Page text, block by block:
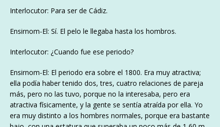
Interlocutor: Para ser de Cádiz.
Ensirnom-El: Sí. El pelo le llegaba hasta los hombros.
Interlocutor: ¿Cuando fue ese periodo?
Ensirnom-El: El periodo era sobre el 1800. Era muy atractiva;
ella podía haber tenido dos, tres, cuatro relaciones de pareja
más, pero no las tuvo, porque no la interesaba, pero era
atractiva físicamente, y la gente se sentía atraída por ella. Yo
era muy distinto a los hombres normales, porque era bastante